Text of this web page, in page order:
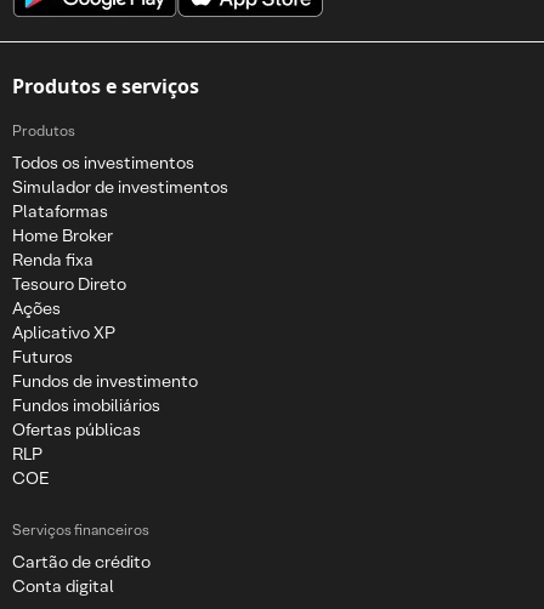
Produtos e serviços
Produtos
Todos os investimentos
Simulador de investimentos
Plataformas
Home Broker
Renda fixa
Tesouro Direto
Ações
Aplicativo XP
Futuros
Fundos de investimento
Fundos imobiliários
Ofertas públicas
RLP
COE
Serviços financeiros
Cartão de crédito
Conta digital